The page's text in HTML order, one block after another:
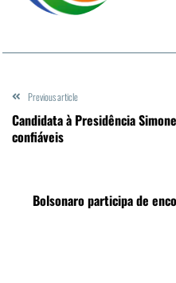
Previous article
Candidata à Presidência
confiáveis
Bolsonaro participa de